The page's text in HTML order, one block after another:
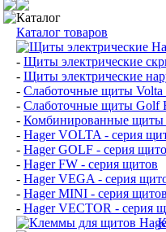
Каталог
Каталог товаров
- Щиты электрические
- Щиты электрические
- Слаботочные щиты Volta
- Слаботочные щиты Golf
- Комбинированные щиты
- Hager VOLTA - серия
- Hager GOLF - серия
- Hager FW - серия щитов
- Hager VEGA - серия
- Hager MINI - серия щитов
- Hager VECTOR - серия